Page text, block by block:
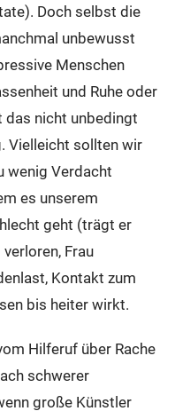
Doch selbst die
unbewusst
Menschen
und Ruhe oder
das nicht unbedingt
Vielleicht sollten wir
wenig Verdacht
es unserem
geht (trägt er
Frau
Kontakt zum
bis heiter wirkt.
Hilferuf über Rache
schwerer
große Künstler